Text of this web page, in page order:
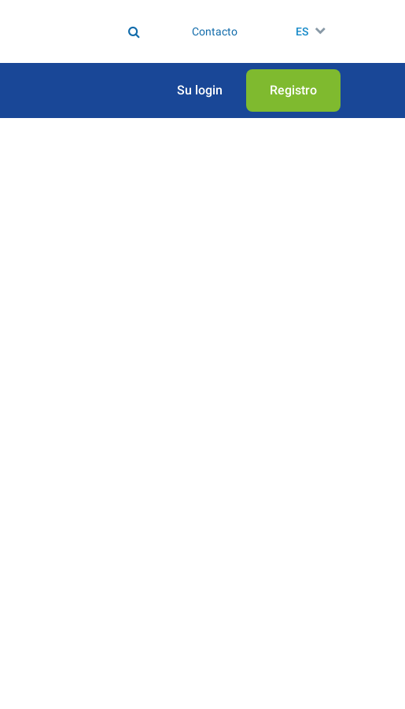
Contacto ES
Su login Registro